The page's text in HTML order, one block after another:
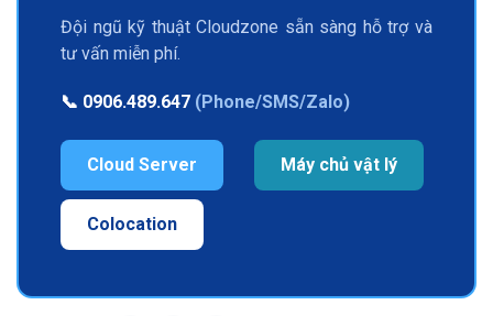
Đội ngũ kỹ thuật Cloudzone sẵn sàng hỗ trợ và
tư vấn miễn phí.
📞 0906.489.647 (Phone/SMS/Zalo)
Cloud Server Máy chủ vật lý
Colocation